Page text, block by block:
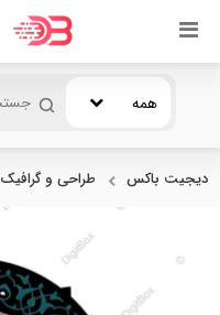
همه
دیجیت باکس طراحی و گرافیک